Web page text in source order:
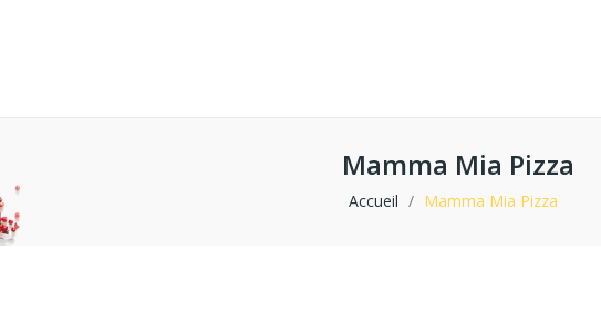
Mamma Mia Pizza
Accueil Mamma Mia Pizza